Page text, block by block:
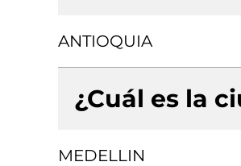
ANTIOQUIA
¿Cuál es la
MEDELLIN